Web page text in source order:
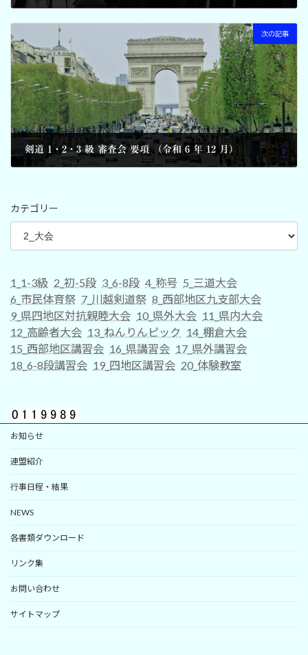
次の記事
剣道 1・2・3 級 審査会 要項 （令和 6 年 12 月）
カテゴリー
1_1-3級 2_初-5段 3_6-8段 4_称号 5_三道大会
6_市民体育祭 7_川越剣道祭 8_西部地区九支部大会
9_県四地区対抗親睦大会 10_県外大会 11_県内大会
12_高齢者大会 13_ねんりんピック 14_棚倉大会
15_西部地区講習会 16_県講習会 17_県外講習会
18_6-8段講習会 19_四地区講習会 20_体験教室
お知らせ
連盟紹介
行事日程・結果
NEWS
各書類ダウンロード
リンク集
お問い合わせ
サイトマップ